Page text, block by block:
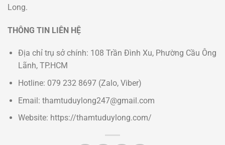
Long.
THÔNG TIN LIÊN HỆ
Địa chỉ trụ sở chính: 108 Trần Đình Xu, Phường Cầu Ông
Lãnh, TP.HCM
Hotline: 079 232 8697 (Zalo, Viber)
Email: thamtuduylong247@gmail.com
Website: https://thamtuduylong.com/